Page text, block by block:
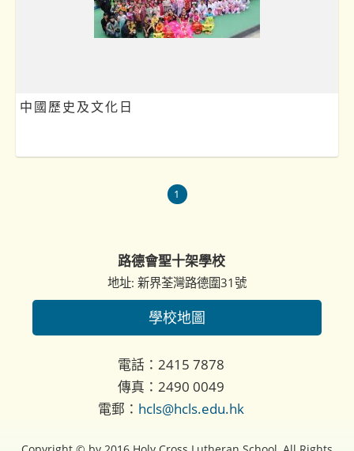
中國歷史及文化日
1
路德會聖十架學校
地址: 新界荃灣路德圍31號
學校地圖
電話：2415 7878
傳真：2490 0049
電郵： hcls@hcls.edu.hk